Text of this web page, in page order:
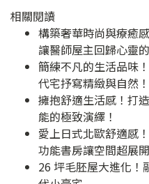
相關閱讀
構築奢華時尚與療癒
讓醫師屋主回歸心靈
簡練不凡的生活品味
代宅抒寫精緻與自然！
擁抱舒適生活感！打
能的極致演繹！
愛上日式北歐舒適感
功能書房讓空間超展開
26 坪毛胚屋大進化！